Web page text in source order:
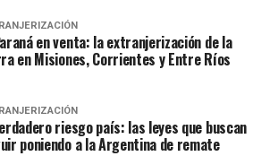
en venta: la extranjerización de la
en Misiones, Corrientes y Entre Ríos
riesgo país: las leyes que buscan
poniendo a la Argentina de remate